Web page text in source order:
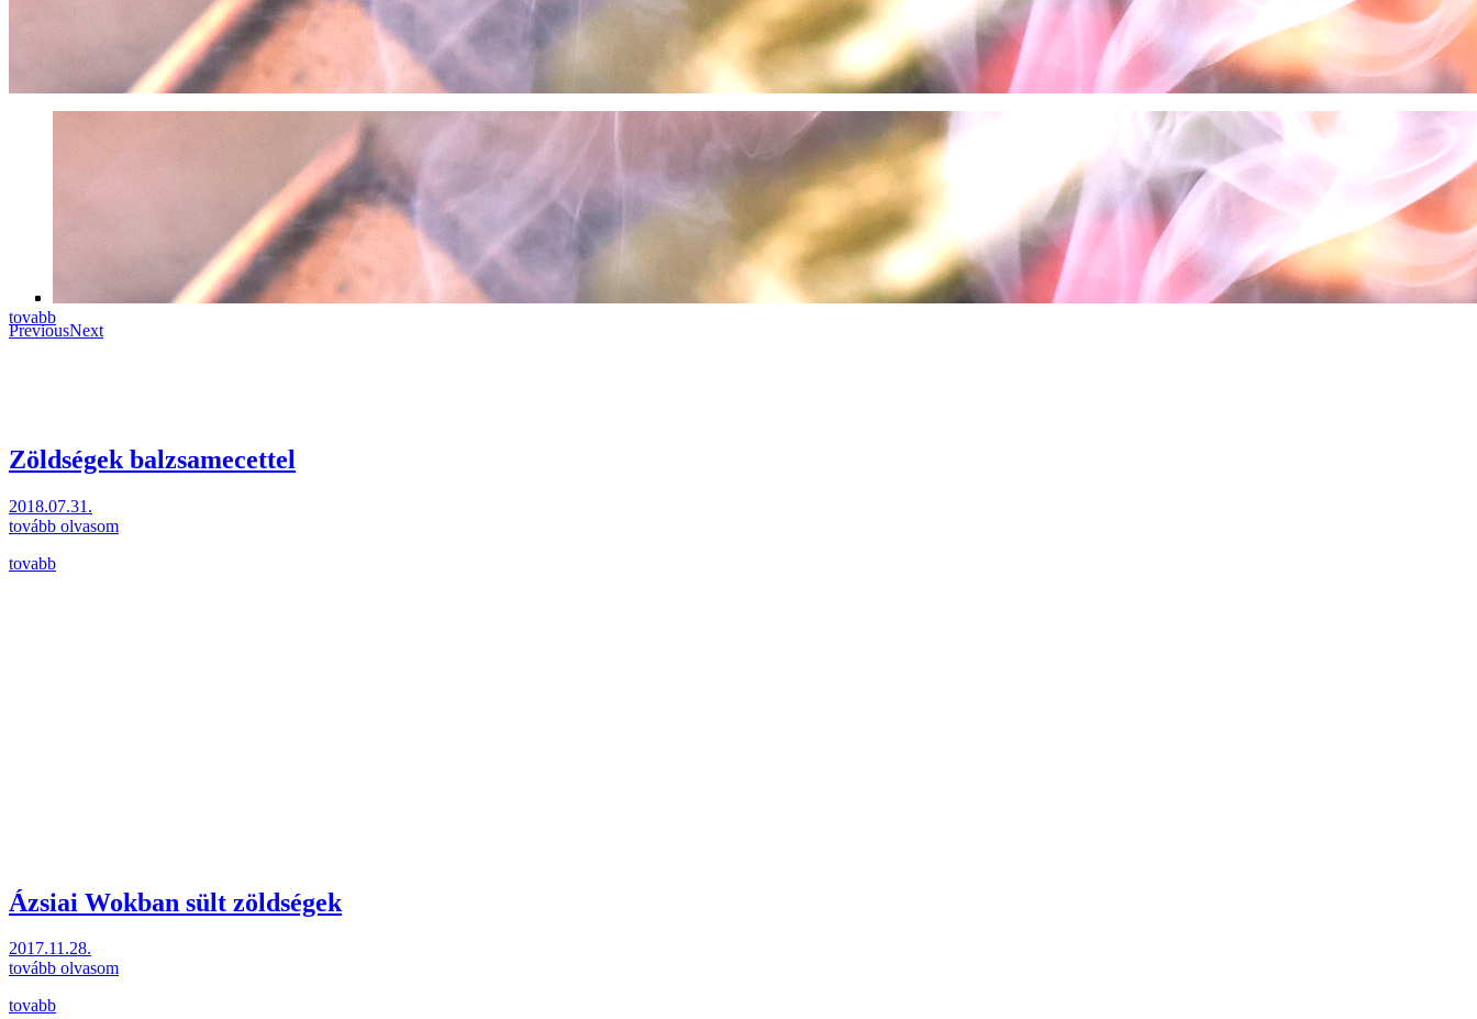
PreviousNext
tovabb
Zöldségek balzsamecettel
2018.07.31.
tovább olvasom
tovabb
Ázsiai Wokban sült zöldségek
2017.11.28.
tovább olvasom
tovabb